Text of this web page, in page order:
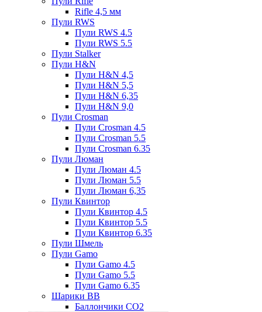
Rifle 4,5 мм
Пули RWS
Пули RWS 4.5
Пули RWS 5.5
Пули Stalker
Пули H&N
Пули H&N 4,5
Пули H&N 5,5
Пули H&N 6,35
Пули H&N 9,0
Пули Crosman
Пули Crosman 4.5
Пули Crosman 5.5
Пули Crosman 6.35
Пули Люман
Пули Люман 4.5
Пули Люман 5.5
Пули Люман 6,35
Пули Квинтор
Пули Квинтор 4.5
Пули Квинтор 5.5
Пули Квинтор 6.35
Пули Шмель
Пули Gamo
Пули Gamo 4.5
Пули Gamo 5.5
Пули Gamo 6.35
Шарики BB
Баллончики CO2